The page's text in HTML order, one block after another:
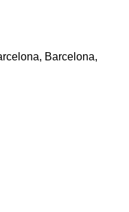
Barcelona,